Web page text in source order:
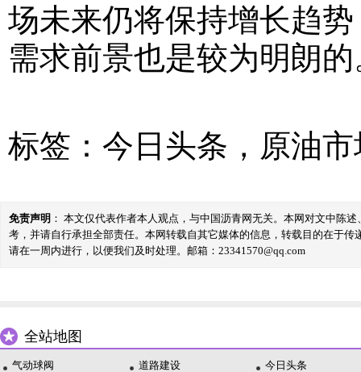
场未来仍将保持增长趋
需求前景也是较为明朗的
标签： 今日头条 ， 原油
免责声明 ： 本文仅代表作者本人观点，与中国沥青网无关。本网对文中陈
考，并请自行承担全部责任。本网转载自其它媒体的信息，转载目的在于
请在一周内进行，以便我们及时处理。邮箱：23341570@qq.com
全站地图
气动球阀
道路建设
今日头条